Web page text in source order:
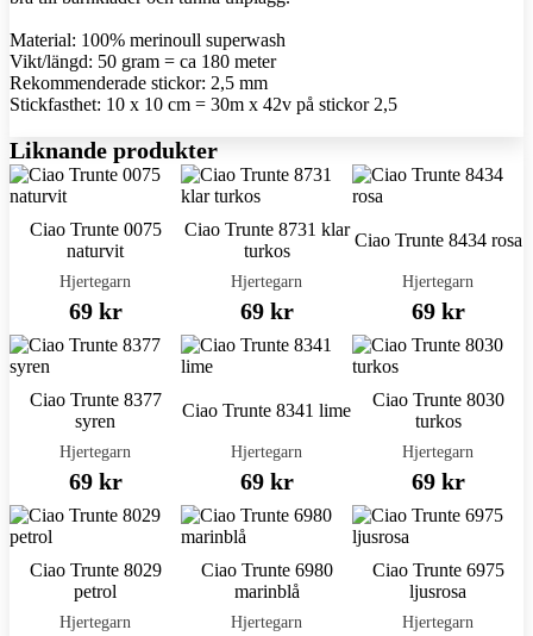
Material: 100% merinoull superwash
Vikt/längd: 50 gram = ca 180 meter
Rekommenderade stickor: 2,5 mm
Stickfasthet: 10 x 10 cm = 30m x 42v på stickor 2,5
Liknande produkter
Ciao Trunte 0075
naturvit
Hjertegarn
69 kr
Ciao Trunte 8731 klar
turkos
Hjertegarn
69 kr
Ciao Trunte 8434 rosa
Hjertegarn
69 kr
Ciao Trunte 8377
syren
Hjertegarn
69 kr
Ciao Trunte 8341 lime
Hjertegarn
69 kr
Ciao Trunte 8030
turkos
Hjertegarn
69 kr
Ciao Trunte 8029
petrol
Hjertegarn
Ciao Trunte 6980
marinblå
Hjertegarn
Ciao Trunte 6975
ljusrosa
Hjertegarn